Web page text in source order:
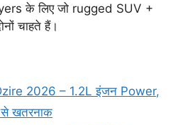
के लिए जो rugged SUV +
चाहते हैं।
2026 – 1.2L इंजन Power,
खतरनाक